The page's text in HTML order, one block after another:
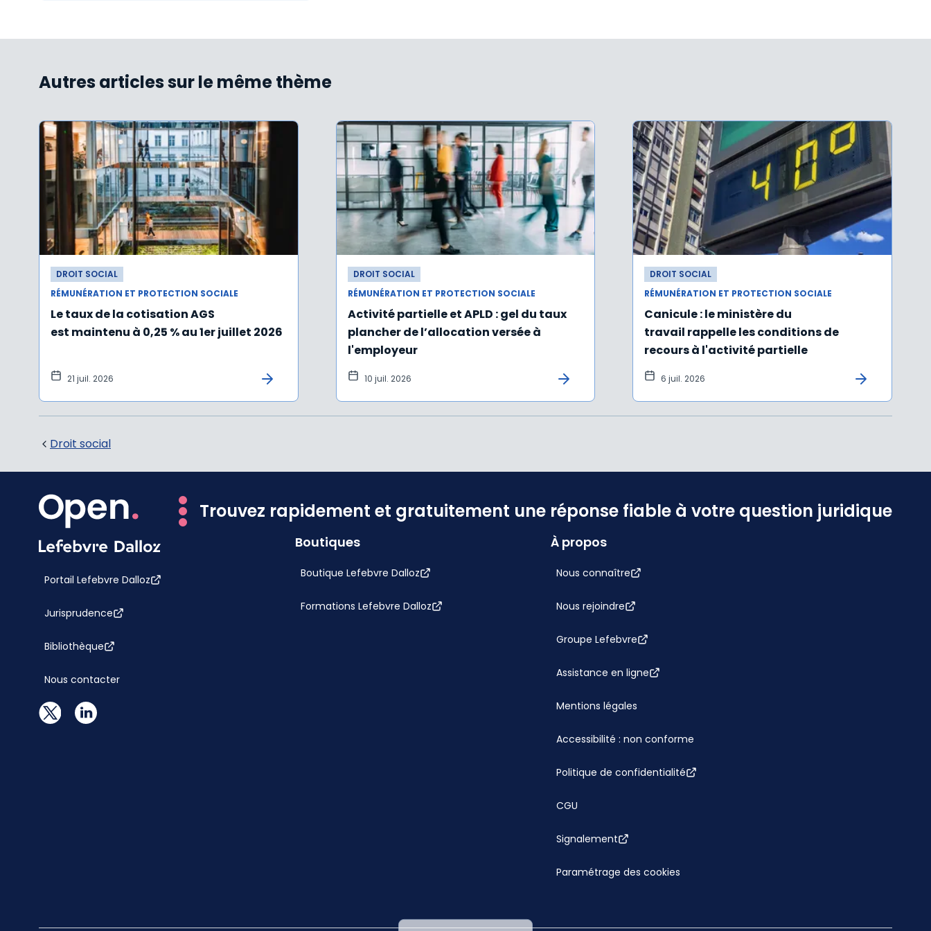
Autres articles sur le même thème
DROIT SOCIAL
RÉMUNÉRATION ET PROTECTION SOCIALE
Le taux de la cotisation AGS
est maintenu à 0,25 % au 1er juillet 2026
21 juil. 2026
DROIT SOCIAL
RÉMUNÉRATION ET PROTECTION SOCIALE
Activité partielle et APLD : gel du taux
plancher de l’allocation versée à
l'employeur
10 juil. 2026
DROIT SOCIAL
RÉMUNÉRATION ET PROTECTION SOCIALE
Canicule : le ministère du
travail rappelle les conditions de
recours à l'activité partielle
6 juil. 2026
Droit social
Trouvez rapidement et gratuitement une réponse fiable à votre question juridique
Portail Lefebvre Dalloz
Jurisprudence
Bibliothèque
Nous contacter
Boutiques
Boutique Lefebvre Dalloz
Formations Lefebvre Dalloz
À propos
Nous connaître
Nous rejoindre
Groupe Lefebvre
Assistance en ligne
Mentions légales
Accessibilité : non conforme
Politique de confidentialité
CGU
Signalement
Paramétrage des cookies